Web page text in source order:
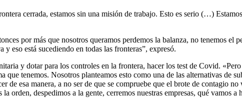
cerrada, estamos sin una misión de trabajo. Esto es serio (…)
por más que nosotros queramos perdemos la balanza, no tenemos el
eso está sucediendo en todas las fronteras”, expresó.
y dotar para los controles en la frontera, hacer los test de Covid.
que tenemos. Nosotros planteamos esto como una de las alternativas de
de esa manera, a no ser de que se compruebe que el brote de contagio
orden, despedimos a la gente, cerremos nuestras empresas, qué vamos a